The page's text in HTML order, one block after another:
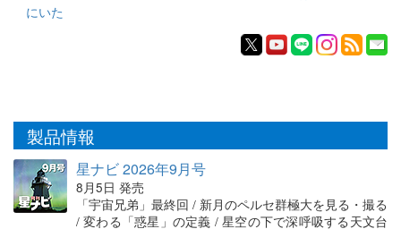
にいた
製品情報
星ナビ 2026年9月号
8月5日 発売
「宇宙兄弟」最終回 / 新月のペルセ群極大を見る・撮る
/ 変わる「惑星」の定義 / 星空の下で深呼吸する天文台